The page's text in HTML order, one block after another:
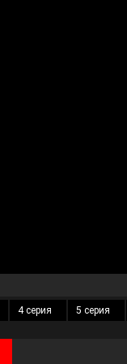
4 серия 5 серия